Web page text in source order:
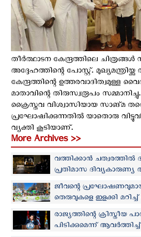
തീര്‍ത്ഥാടന കേന്ദ്രത്തിലെ
അദ്ദേഹത്തിന്റെ പോസ്റ്റ്.
കേന്ദ്രത്തിന്റെ ഉത്തരവാദിത്വമുള്ള
മാതാവിന്റെ തിരുസ്വരൂപം
ക്രൈസ്തവ വിശ്വാസിയായ സാങ്മ
പ്രഘോഷിക്കുന്നതില്‍ യാതൊരു
വ്യക്തി കൂടിയാണ്.
More Archives >>
വത്തിക്കാൻ ചത്വരത്തിൽ
പ്രതിമാസ ദിവ്യകാരുണ്യ
ജീവന്റെ
തെരുവുകളെ ഇളക്കി
സംഘടനകളുടെ റാലി
രാജ്യത്തിന്റെ ക്രിസ്തീയ
പിടിക്കുമെന്ന്